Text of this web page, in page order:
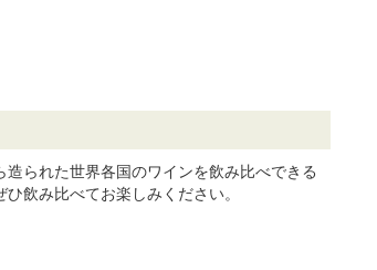
られた世界各国のワインを飲み比べできる
飲み比べてお楽しみください。